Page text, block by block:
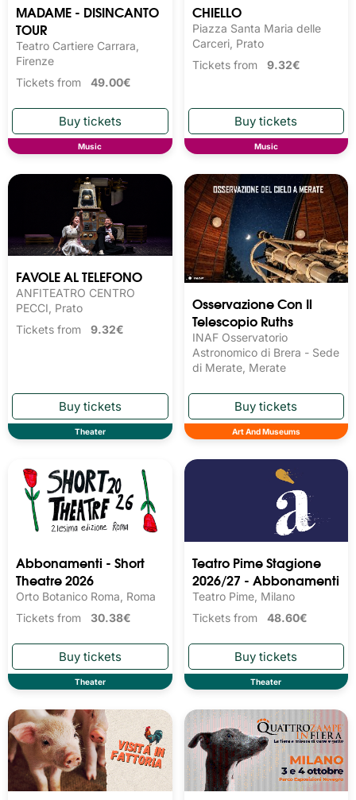
MADAME - DISINCANTO
TOUR
Teatro Cartiere Carrara,
Firenze
Tickets from 49.00€
Music
CHIELLO
Piazza Santa Maria delle
Carceri, Prato
Tickets from 9.32€
Music
FAVOLE AL TELEFONO
ANFITEATRO CENTRO
PECCI, Prato
Tickets from 9.32€
Theater
Osservazione Con Il
Telescopio Ruths
INAF Osservatorio
Astronomico di Brera - Sede
di Merate, Merate
Art And Museums
Abbonamenti - Short
Theatre 2026
Orto Botanico Roma, Roma
Tickets from 30.38€
Theater
Teatro Pime Stagione
2026/27 - Abbonamenti
Teatro Pime, Milano
Tickets from 48.60€
Theater